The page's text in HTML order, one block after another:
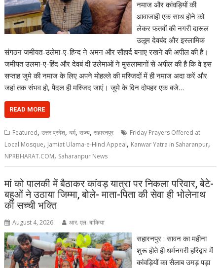
नमाज और कांवड़ियों की
आवाजाही एक साथ होने को
लेकर फतवों की नगरी दारूल
उलूम देवबंद और इस्लामिक
संगठन जमीयत-उलेमा-ए-हिन्द ने अमन और सौहार्द बनाए रखने की अपील की है।
जमीयत उलमा-ए-हिंद और देवबं दी उलेमाओं ने मुसलामानों से अपील की है कि वे इस
सप्ताह जुमे की नमाज के लिए अपने मोहल्ले की मस्जिदों में ही नमाज अदा करें और
जहां तक संभव हो, पैदल ही मस्जिद जाएं। जुमे के दिन दोपहर एक बजे…
READ MORE
Featured,उत्तर प्रदेश,धर्म,राज्य,सहारनपुर
Friday Prayers Offered at
Local Mosque, Jamiat Ulama-e-Hind Appeal, Kanwar Yatra in Saharanpur,
NPRBHARAT.COM, Saharanpur News
मां को पालकी में बैठाकर कांवड़ यात्रा पर निकला परिवार, बेटे-
बहुओं ने उठाया जिम्मा, बोले- माता-पिता की सेवा ही भोलेनाथ
की सच्ची भक्ति
August 4, 2026 आर. एल. बांकिया
सहारनपुर : सावन का महीना
शुरू होते ही धर्मनगरी हरिद्वार में
कांवड़ियों का सैलाब उमड़ पड़ा